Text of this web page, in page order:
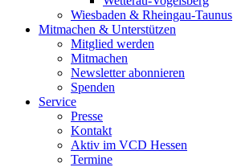
Wiesbaden & Rheingau-Taunus
Mitmachen & Unterstützen
Mitglied werden
Mitmachen
Newsletter abonnieren
Spenden
Service
Presse
Kontakt
Aktiv im VCD Hessen
Termine